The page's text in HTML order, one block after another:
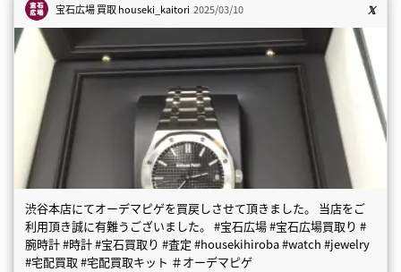
宝石広場 買取houseki_kaitori 2025/03/10
渋谷本店にてオーデマピゲを買戻しさせて頂きました。 当店をご
利用頂き誠に有難うございました。 #宝石広場 #宝石広場買取り #
腕時計 #時計 #宝石買取り #査定 #housekihiroba #watch #jewelry
#宅配買取 #宅配買取キット ＃オーデマピゲ